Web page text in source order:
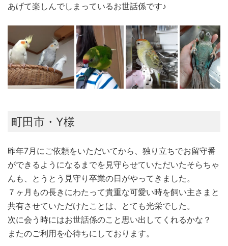
あげて楽しんでしまっているお世話係です♪
町田市・Y様
昨年7月にご依頼をいただいてから、独り立ちでお留守番
ができるようになるまでを見守らせていただいたそらちゃ
んも、とうとう見守り卒業の日がやってきました。
７ヶ月もの長きにわたって貴重な可愛い時を飼い主さまと
共有させていただけたことは、とても光栄でした。
次に会う時にはお世話係のこと思い出してくれるかな？
またのご利用を心待ちにしております。